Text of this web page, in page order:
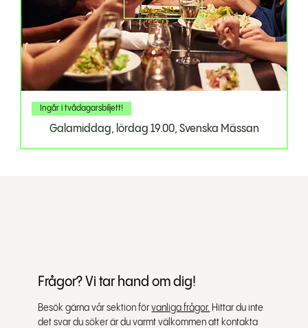
Ingår i tvådagarsbiljett!
Galamiddag, lördag 19.00, Svenska Mässan
Frågor? Vi tar hand om dig!
Besök gärna vår sektion för vanliga frågor. Hittar du inte
det svar du söker är du varmt välkommen att kontakta